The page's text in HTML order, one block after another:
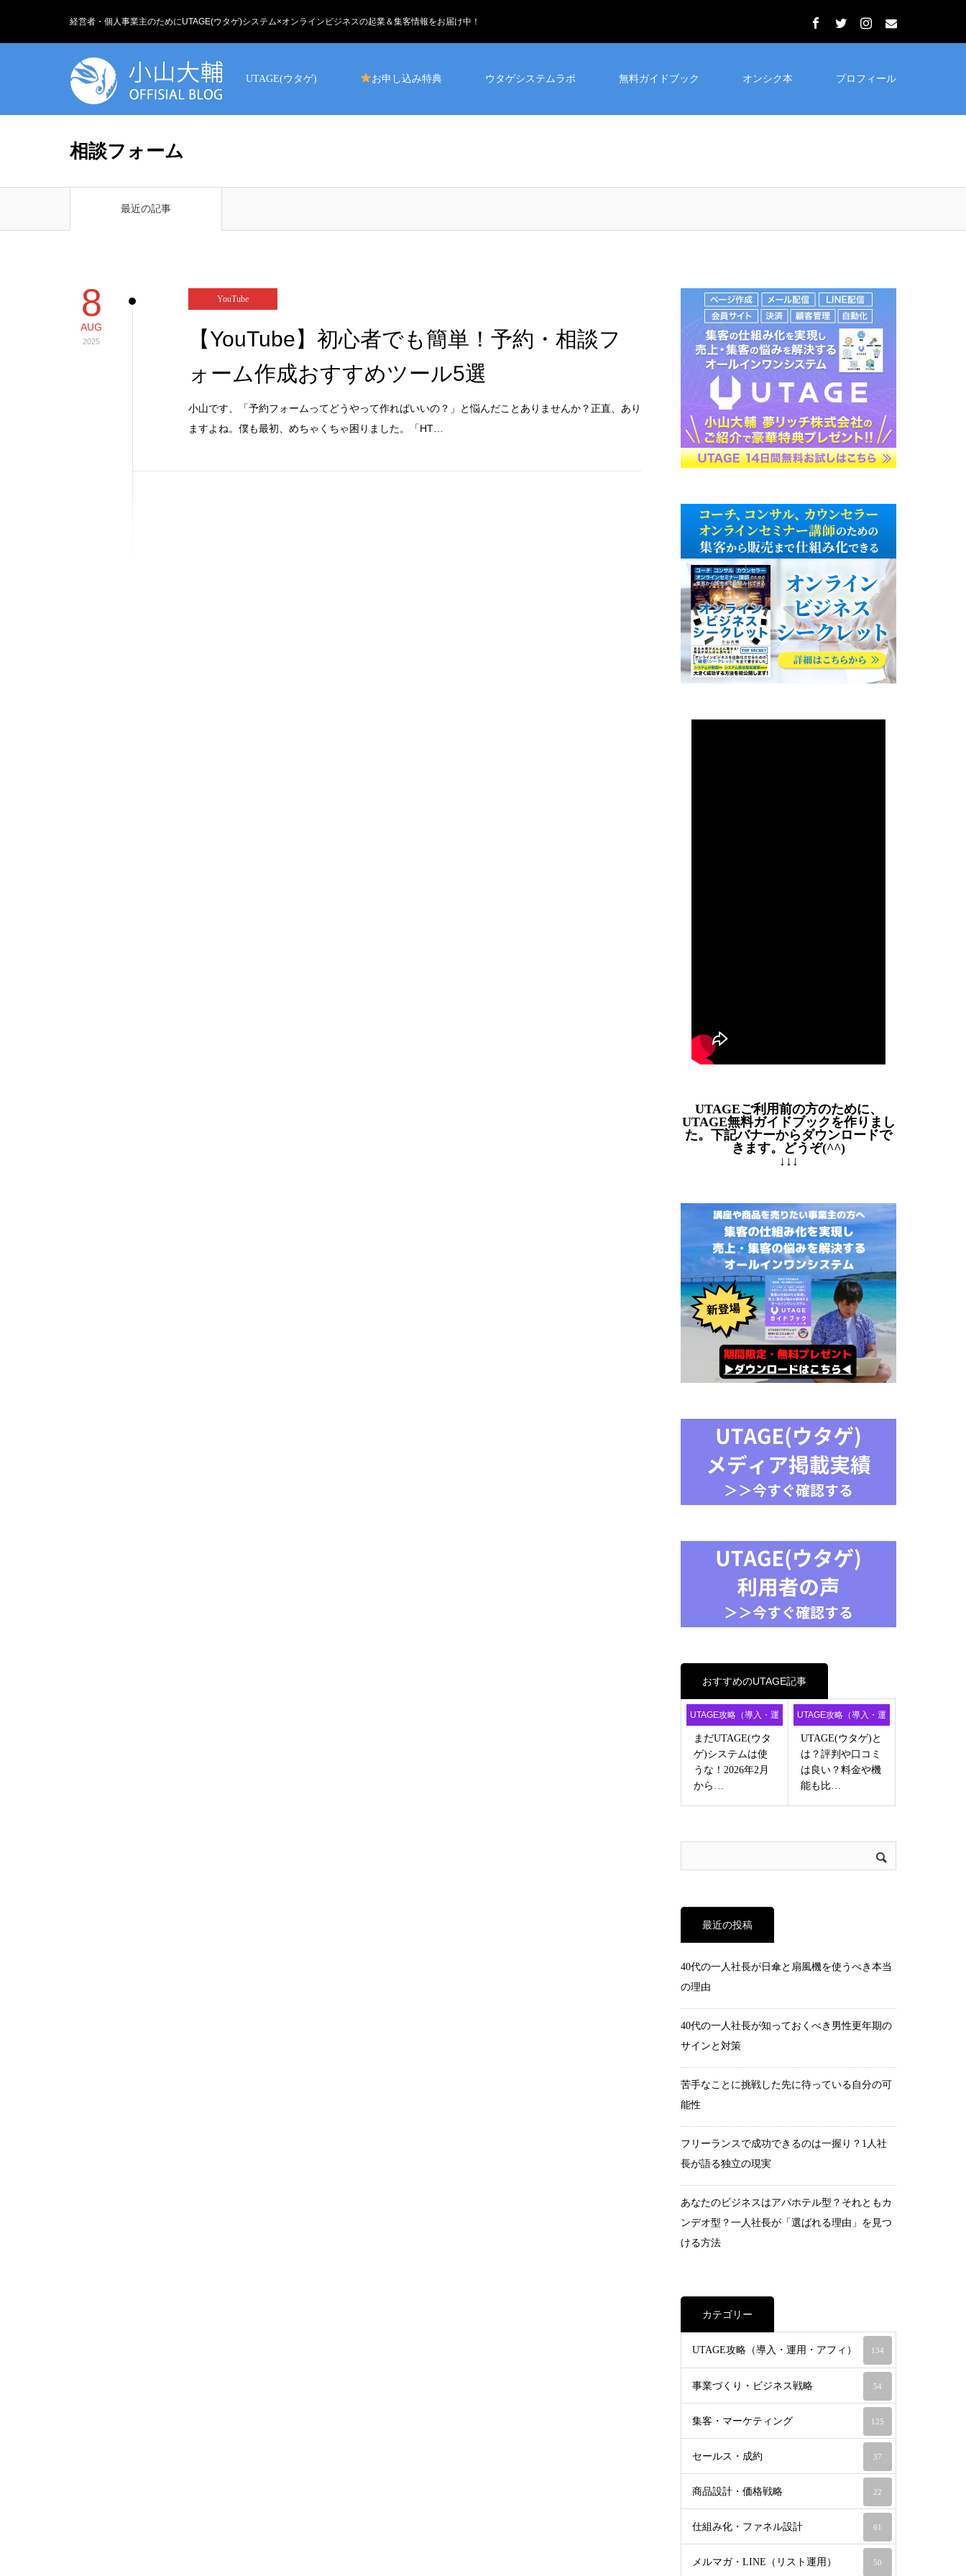
経営者・個人事業主のためにUTAGE(ウタゲ)システム×オンラインビジネスの起業＆集客情報をお届け中！
UTAGE(ウタゲ) お申し込み特典 ウタゲシステムラボ 無料ガイドブック オンシク本 プロフィール
相談フォーム
最近の記事
8
AUG
2025
YouTube
【YouTube】初心者でも簡単！予約・相談フ
ォーム作成おすすめツール5選
小山です、「予約フォームってどうやって作ればいいの？」と悩んだことありませんか？正直、あり
ますよね。僕も最初、めちゃくちゃ困りました。「HT…
UTAGEご利用前の方のために、
UTAGE無料ガイドブックを作りまし
た。下記バナーからダウンロードで
きます。どうぞ(^^)
↓↓↓
おすすめのUTAGE記事
UTAGE攻略（導入・運
用・アフィ）
まだUTAGE(ウタ
ゲ)システムは使
うな！2026年2月
から…
UTAGE攻略（導入・運
用・アフィ）
UTAGE(ウタゲ)と
は？評判や口コミ
は良い？料金や機
能も比…
最近の投稿
40代の一人社長が日傘と扇風機を使うべき本当
の理由
40代の一人社長が知っておくべき男性更年期の
サインと対策
苦手なことに挑戦した先に待っている自分の可
能性
フリーランスで成功できるのは一握り？1人社
長が語る独立の現実
あなたのビジネスはアパホテル型？それともカ
ンデオ型？一人社長が「選ばれる理由」を見つ
ける方法
カテゴリー
UTAGE攻略（導入・運用・アフィ） 134
事業づくり・ビジネス戦略 54
集客・マーケティング 125
セールス・成約 37
商品設計・価格戦略 22
仕組み化・ファネル設計 61
メルマガ・LINE（リスト運用） 50